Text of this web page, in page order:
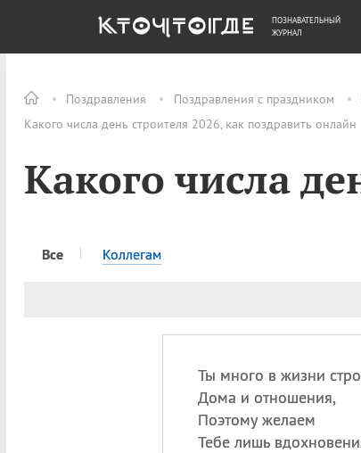
Поздравления Поздравления с праздником
Какого числа день строителя 2026, как поздравить онлайн
Какого числа
Все Коллегам
Ты много в жизни
Дома и отношения,
Поэтому желаем
Тебе лишь
ОБЩЕСТВО ДЕНЬГИ
ПОЗНАВАТЕЛЬНЫЙ
ЖУРНАЛ